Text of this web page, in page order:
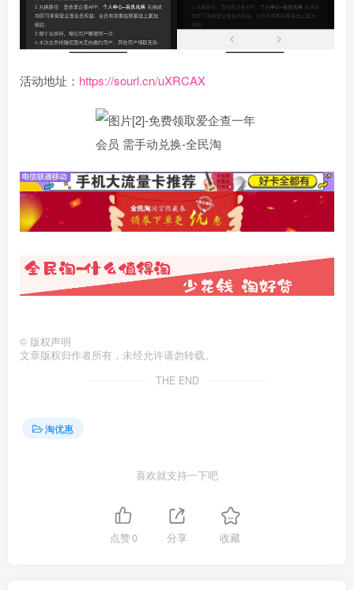
活动地址： https://sourl.cn/uXRCAX
© 版权声明
文章版权归作者所有，未经允许请勿转载。
THE END
淘优惠
喜欢就支持一下吧
点赞0 分享 收藏